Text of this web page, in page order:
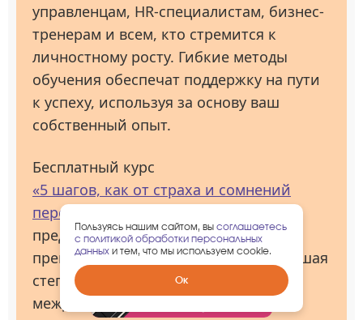
управленцам, HR-специалистам, бизнес-
тренерам и всем, кто стремится к
личностному росту. Гибкие методы
обучения обеспечат поддержку на пути
к успеху, используя за основу ваш
собственный опыт.
Бесплатный курс
«5 шагов, как от страха и сомнений
перейти к ясности и действиям»
предоставлен при поддержке
преподавателей уровня МСС ICF (высшая
степень квалификации по
международным стандартам). После
Забрать
гарантированный
Пользуясь нашим сайтом, вы соглашаетесь
с политикой обработки персональных
данных и тем, что мы используем cookie.
Ок